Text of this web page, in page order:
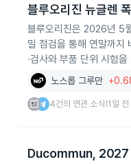
블루오리진 뉴글렌
블루오리진은 2026년 5
밀 점검을 통해 연말까지
·검사와 부품 단위 시험
노스롭 그루만
4건의 연관 소식 1일 전
Ducommun, 2027